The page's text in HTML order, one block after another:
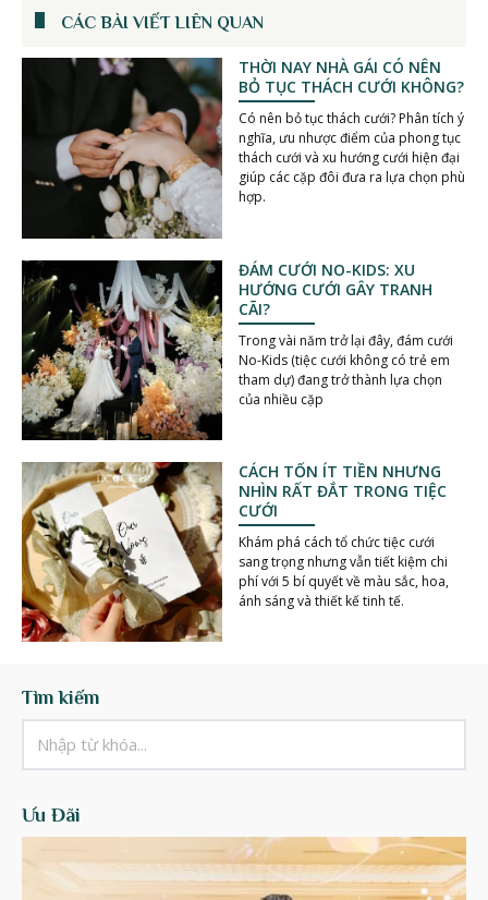
CÁC BÀI VIẾT LIÊN QUAN
THỜI NAY NHÀ GÁI CÓ NÊN
BỎ TỤC THÁCH CƯỚI KHÔNG?
Có nên bỏ tục thách cưới? Phân tích ý
nghĩa, ưu nhược điểm của phong tục
thách cưới và xu hướng cưới hiện đại
giúp các cặp đôi đưa ra lựa chọn phù
hợp.
ĐÁM CƯỚI NO-KIDS: XU
HƯỚNG CƯỚI GÂY TRANH
CÃI?
Trong vài năm trở lại đây, đám cưới
No-Kids (tiệc cưới không có trẻ em
tham dự) đang trở thành lựa chọn
của nhiều cặp
CÁCH TỐN ÍT TIỀN NHƯNG
NHÌN RẤT ĐẮT TRONG TIỆC
CƯỚI
Khám phá cách tổ chức tiệc cưới
sang trọng nhưng vẫn tiết kiệm chi
phí với 5 bí quyết về màu sắc, hoa,
ánh sáng và thiết kế tinh tế.
Tìm kiếm
Ưu Đãi